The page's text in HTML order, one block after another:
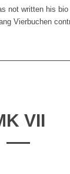
not written his bio
Vierbuchen
VII